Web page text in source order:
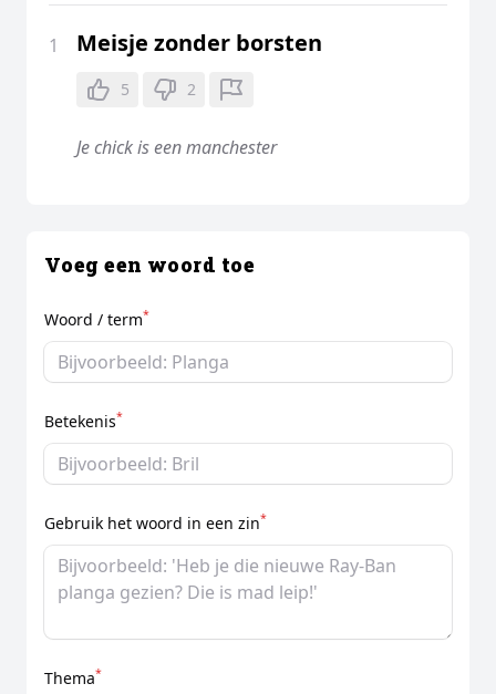
1 Meisje zonder borsten
5 2
Je chick is een manchester
Voeg een woord toe
Woord / term*
Betekenis*
Gebruik het woord in een zin*
Thema*